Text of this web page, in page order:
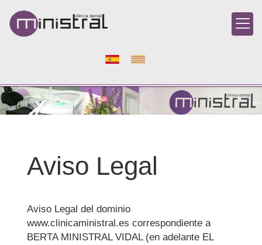
Aviso Legal
Aviso Legal del dominio
www.clinicaministral.es correspondiente a
BERTA MINISTRAL VIDAL(en adelante EL